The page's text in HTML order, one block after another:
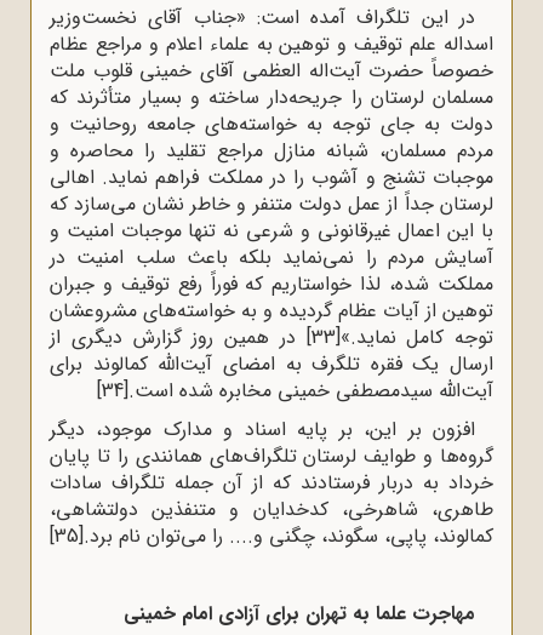
در این تلگراف آمده است: «جناب آقای نخست‌وزیر
اسداله علم توقیف و توهین به علماء اعلام و مراجع عظام
خصوصاً حضرت آیت‌اله العظمی آقای خمینی قلوب ملت
مسلمان لرستان را جریحه‌دار ساخته و بسیار متأثرند که
دولت به جای توجه به خواسته‌های جامعه روحانیت و
مردم مسلمان، شبانه منازل مراجع تقلید را محاصره و
موجبات تشنج و آشوب را در مملکت فراهم نماید. اهالی
لرستان جداً از عمل دولت متنفر و خاطر نشان می‌سازد که
با این اعمال غیرقانونی و شرعی نه تنها موجبات امنیت و
آسایش مردم را نمی‌نماید بلکه باعث سلب امنیت در
مملکت شده، لذا خواستاریم که فوراً رفع توقیف و جبران
توهین از آیات عظام گردیده و به خواسته‌های مشروعشان
توجه کامل نماید.»[33]
در همین روز گزارش دیگری از
ارسال یک فقره تلگرف به امضای آیت‌الله کمالوند برای
آیت‌الله سیدمصطفی خمینی مخابره شده است.[34]
افزون بر این، بر پایه اسناد و مدارک موجود، دیگر
گروه‌ها و طوایف لرستان تلگراف‌های همانندی را تا پایان
خرداد به دربار فرستادند که از آن جمله تلگراف سادات
طاهری، شاهرخی، کدخدایان و متنفذین دولتشاهی،
کمالوند، پاپی، سگوند، چگنی و.... را می‌توان نام برد.[35]
مهاجرت علما به تهران برای آزادی امام خمینی